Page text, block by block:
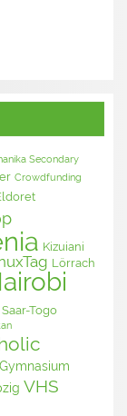
Secondary
Crowdfunding
Kizuiani
Lörrach
Saar-Togo
VHS